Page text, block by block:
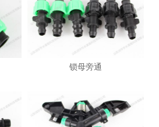
锁母旁通